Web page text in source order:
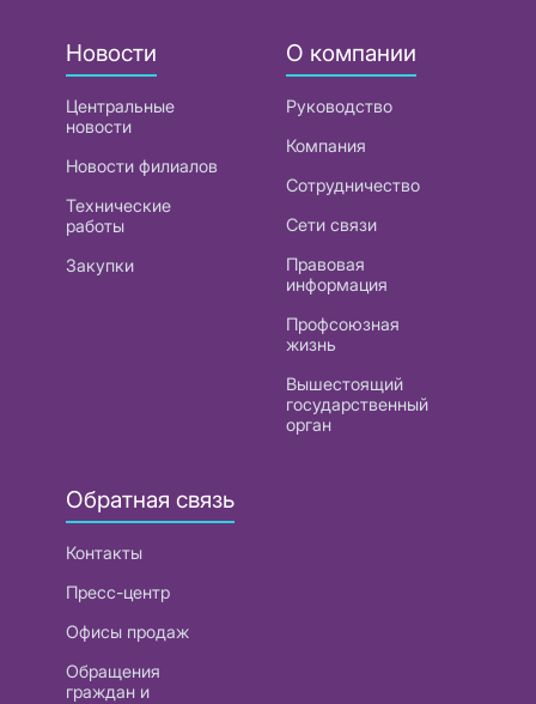
Новости
Центральные
новости
Новости филиалов
Технические
работы
Закупки
О компании
Руководство
Компания
Сотрудничество
Сети связи
Правовая
информация
Профсоюзная
жизнь
Вышестоящий
государственный
орган
Обратная связь
Контакты
Пресс-центр
Офисы продаж
Обращения
граждан и